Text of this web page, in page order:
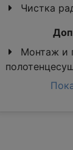
Чистка
Монтаж и